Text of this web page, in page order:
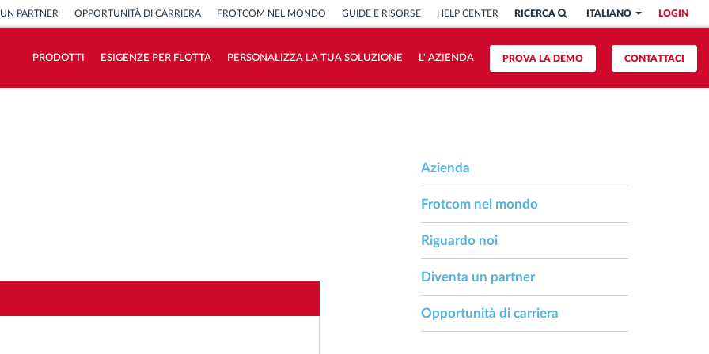
LOGIN
ITALIANO
RICERCA
PARTNER OPPORTUNITÀ DI CARRIERA FROTCOM NEL MONDO GUIDE E RISORSE HELP CENTER
CONTATTACI
PROVA LA DEMO
PRODOTTI ESIGENZE PER FLOTTA PERSONALIZZA LA TUA SOLUZIONE L' AZIENDA
Azienda
Frotcom nel mondo
Riguardo noi
Diventa un partner
Opportunità di carriera